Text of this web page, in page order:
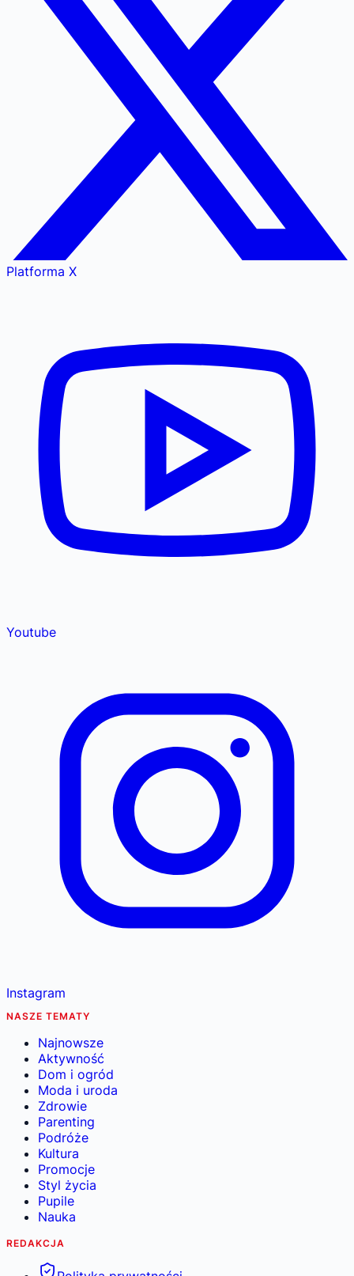
Platforma X
Youtube
Instagram
NASZE TEMATY
Najnowsze
Aktywność
Dom i ogród
Moda i uroda
Zdrowie
Parenting
Podróże
Kultura
Promocje
Styl życia
Pupile
Nauka
REDAKCJA